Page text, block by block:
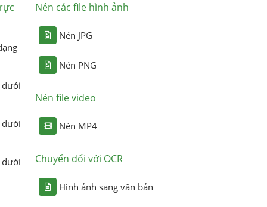
dưới
dưới
dưới
Nén các file hình ảnh
Nén JPG
Nén PNG
Nén file video
Nén MP4
Chuyển đổi với OCR
Hình ảnh sang văn bản